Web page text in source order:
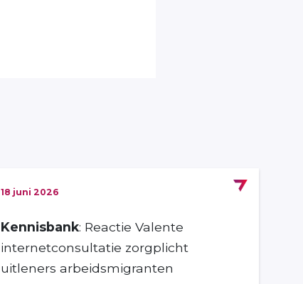
18 juni 2026
Kennisbank: Reactie Valente
internetconsultatie zorgplicht
uitleners arbeidsmigranten